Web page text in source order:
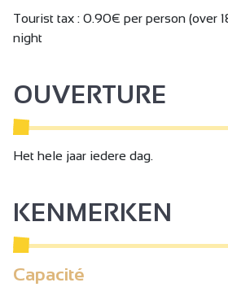
De slaapkamers en de woonkamer
airconditioning.
'Linaé' (hammam - sauna - jacuzzi -
toeristentrein Ardèche en Vélo rail.
Tourist tax : 0.90€ per person (over
night
OUVERTURE
Het hele jaar iedere dag.
KENMERKEN
Capacité